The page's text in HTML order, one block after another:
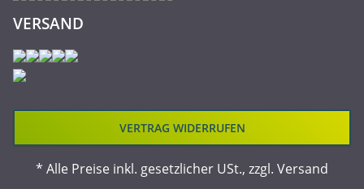
VERSAND
VERTRAG WIDERRUFEN
* Alle Preise inkl. gesetzlicher USt., zzgl. Versand